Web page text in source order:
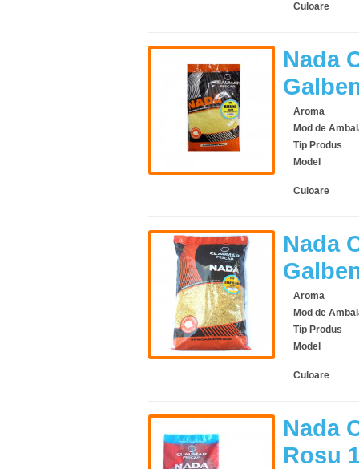
Culoare
Nada
Aroma
Mod de
Tip Produs
Model
Culoare
Nada
Aroma
Mod de
Tip Produs
Model
Culoare
Nada
Rosu